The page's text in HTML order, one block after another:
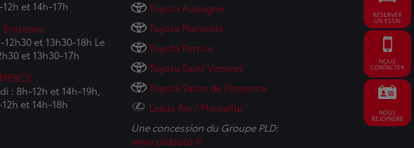
RESERVER
UN ESSAI
NOUS
CONTACTER
NOUS
REJOINDRE
et 14h-17h
Entretien
et 13h30-18h Le
et 13h30-17h
:
: 8h-12h et 14h-19h,
et 14h-18h
Toyota Aubagne
Toyota Marseille
Toyota Pertuis
Toyota Saint Victoret
Toyota Salon de Provence
Lexus Aix / Marseille
Une concession du Groupe PLD:
www.pldauto.fr